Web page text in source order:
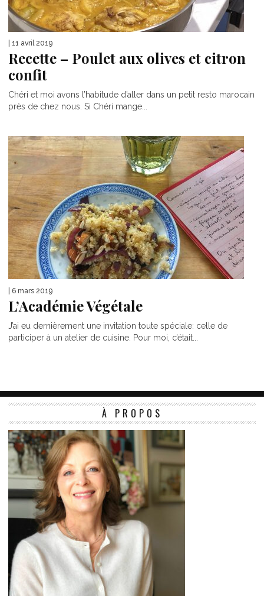
| 11 avril 2019
Recette – Poulet aux olives et citron
confit
Chéri et moi avons l’habitude d’aller dans un petit resto marocain
près de chez nous. Si Chéri mange...
| 6 mars 2019
L’Académie Végétale
J’ai eu dernièrement une invitation toute spéciale: celle de
participer à un atelier de cuisine. Pour moi, c’était...
À PROPOS